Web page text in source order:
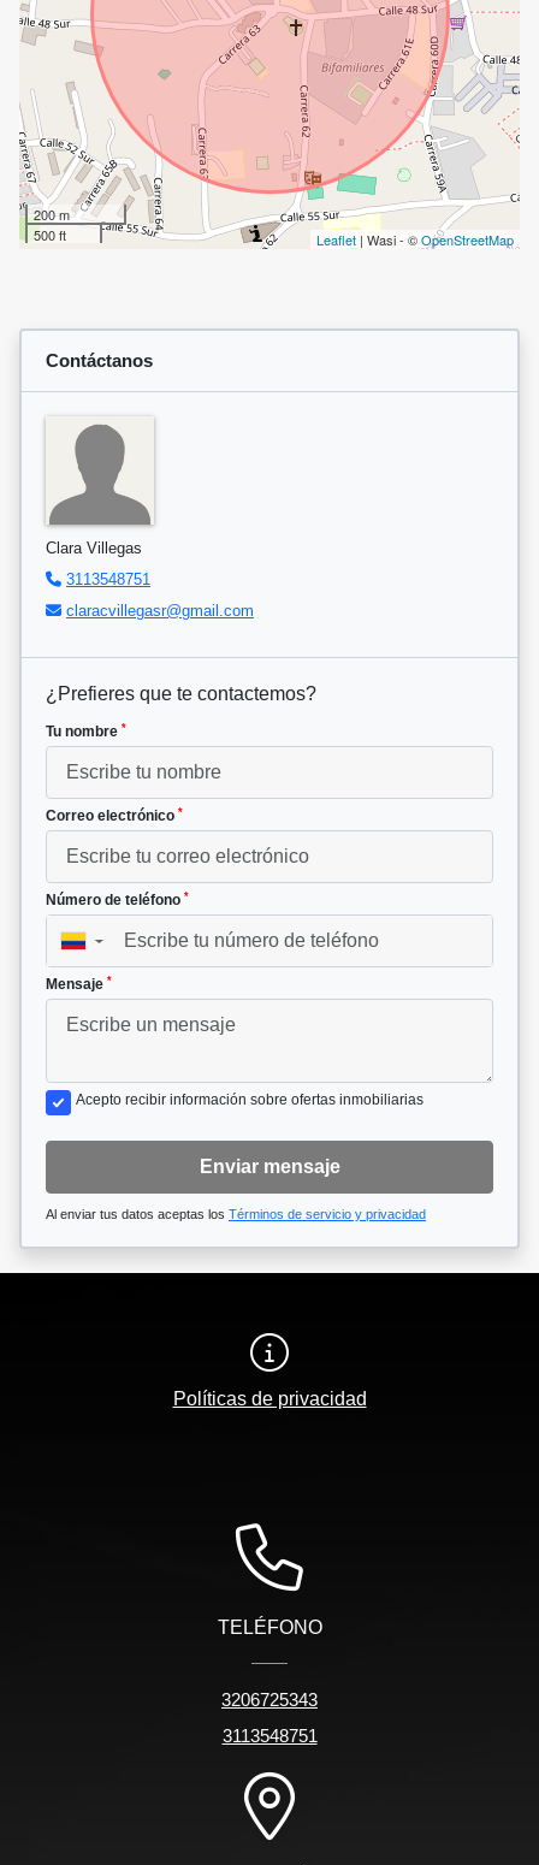
200 m
500 ft
Leaflet | Wasi - ©OpenStreetMap
Contáctanos
Clara Villegas
3113548751
claracvillegasr@gmail.com
¿Prefieres que te contactemos?
Tu nombre *
Correo electrónico *
Número de teléfono *
▼
Mensaje *
Acepto recibir información sobre ofertas inmobiliarias
Enviar mensaje
Al enviar tus datos aceptas los Términos de servicio y privacidad
Políticas de privacidad
TELÉFONO
3206725343
3113548751